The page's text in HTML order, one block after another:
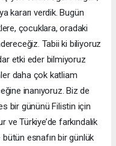
kararı verdik. Bugün
çocuklara, oradaki
Tabii ki biliyoruz
etki eder bilmiyoruz
daha çok katliam
inanıyoruz. Biz de
bir gününü Filistin için
ve Türkiye’de farkındalık
esnafın bir günlük